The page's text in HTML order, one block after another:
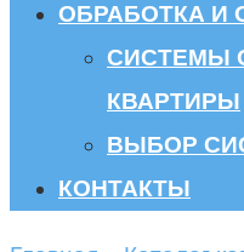
ОБРАБОТКА И
СИСТЕМЫ
КВАРТИРЫ
ВЫБОР
КОНТАКТЫ